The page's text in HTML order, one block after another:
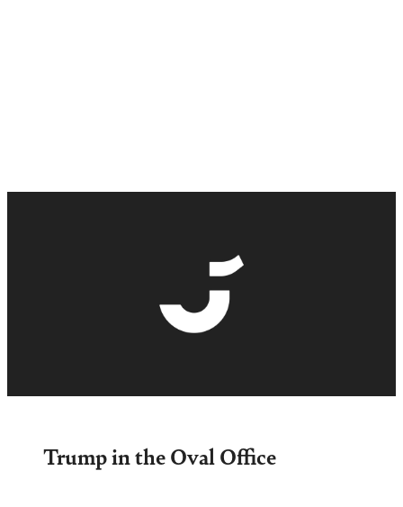
Trump in the Oval Office